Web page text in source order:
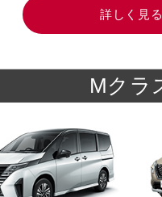
詳しく見る
Mクラ